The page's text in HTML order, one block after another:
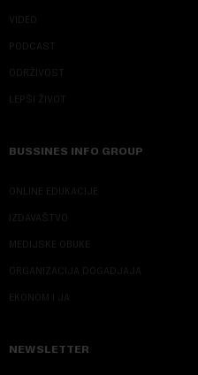
VIDEO
PODCAST
ODRŽIVOST
LEPŠI ŽIVOT
BUSSINES INFO GROUP
ONLINE EDUKACIJE
IZDAVAŠTVO
MEDIJSKE OBUKE
ORGANIZACIJA DOGADJAJA
EKONOM I JA
NEWSLETTER